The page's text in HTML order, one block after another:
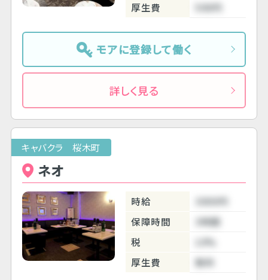
厚生費
500円
モアに登録して働く
詳しく見る
キャバクラ 桜木町
ネオ
時給
3000円
保障時間
3時間
税
10%
厚生費
無料